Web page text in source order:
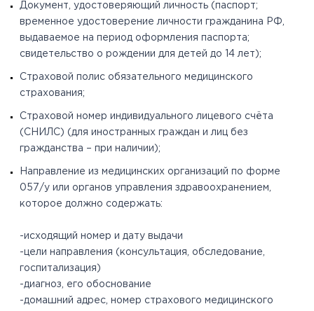
Документ, удостоверяющий личность (паспорт;
временное удостоверение личности гражданина РФ,
выдаваемое на период оформления паспорта;
свидетельство о рождении для детей до 14 лет);
Страховой полис обязательного медицинского
страхования;
Страховой номер индивидуального лицевого счёта
(СНИЛС) (для иностранных граждан и лиц без
гражданства – при наличии);
Направление из медицинских организаций по форме
057/у или органов управления здравоохранением,
которое должно содержать:
-исходящий номер и дату выдачи
-цели направления (консультация, обследование,
госпитализация)
-диагноз, его обоснование
-домашний адрес, номер страхового медицинского